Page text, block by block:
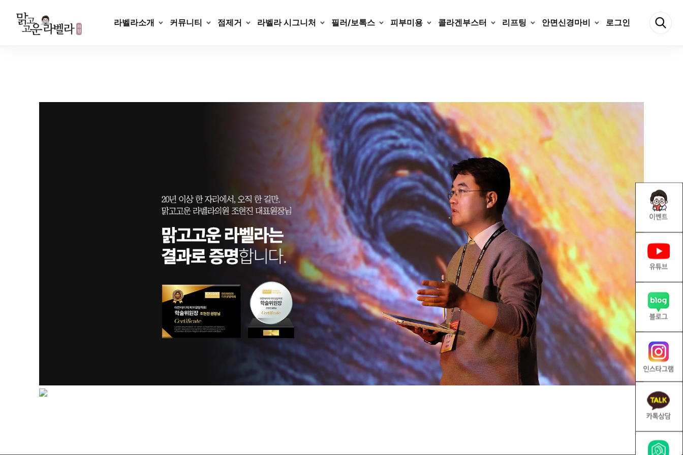
라벨라소개 커뮤니티 점제거 라벨라 시그니처 필러/보톡스 피부미용 콜라겐부스터 리프팅 안면신경마비 로그인